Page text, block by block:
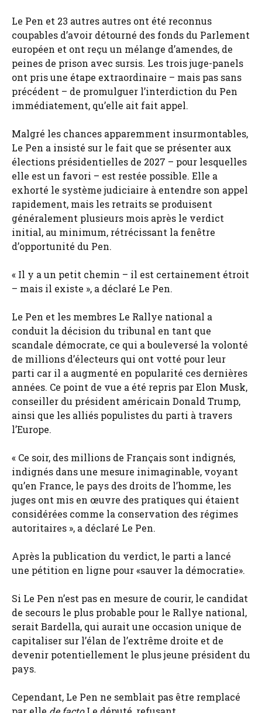
Le Pen et 23 autres autres ont été reconnus
coupables d’avoir détourné des fonds du Parlement
européen et ont reçu un mélange d’amendes, de
peines de prison avec sursis. Les trois juge-panels
ont pris une étape extraordinaire – mais pas sans
précédent – de promulguer l’interdiction du Pen
immédiatement, qu’elle ait fait appel.
Malgré les chances apparemment insurmontables,
Le Pen a insisté sur le fait que se présenter aux
élections présidentielles de 2027 – pour lesquelles
elle est un favori – est restée possible. Elle a
exhorté le système judiciaire à entendre son appel
rapidement, mais les retraits se produisent
généralement plusieurs mois après le verdict
initial, au minimum, rétrécissant la fenêtre
d’opportunité du Pen.
« Il y a un petit chemin – il est certainement étroit
– mais il existe », a déclaré Le Pen.
Le Pen et les membres Le Rallye national a
conduit la décision du tribunal en tant que
scandale démocrate, ce qui a bouleversé la volonté
de millions d’électeurs qui ont votté pour leur
parti car il a augmenté en popularité ces dernières
années. Ce point de vue a été repris par Elon Musk,
conseiller du président américain Donald Trump,
ainsi que les alliés populistes du parti à travers
l’Europe.
« Ce soir, des millions de Français sont indignés,
indignés dans une mesure inimaginable, voyant
qu’en France, le pays des droits de l’homme, les
juges ont mis en œuvre des pratiques qui étaient
considérées comme la conservation des régimes
autoritaires », a déclaré Le Pen.
Après la publication du verdict, le parti a lancé
une pétition en ligne pour «sauver la démocratie».
Si Le Pen n’est pas en mesure de courir, le candidat
de secours le plus probable pour le Rallye national,
serait Bardella, qui aurait une occasion unique de
capitaliser sur l’élan de l’extrême droite et de
devenir potentiellement le plus jeune président du
pays.
Cependant, Le Pen ne semblait pas être remplacé